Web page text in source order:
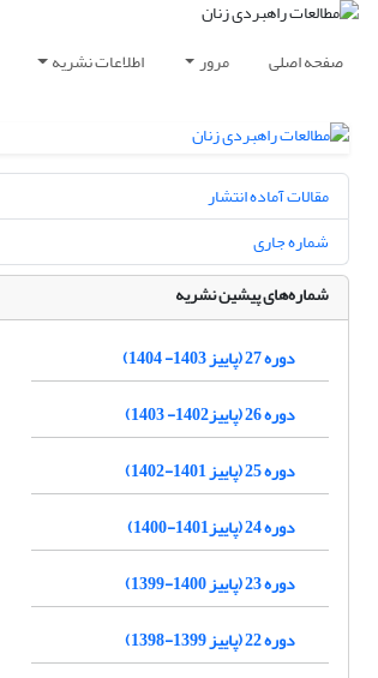
صفحه اصلی مرور اطلاعات نشریه
مقالات آماده انتشار
شماره جاری
شماره‌های پیشین نشریه
دوره 27 (پاییز 1403- 1404)
دوره 26 (پاییز1402- 1403)
دوره 25 (پاییز 1401-1402)
دوره 24 (پاییز1401-1400)
دوره 23 (پاییز 1400-1399)
دوره 22 (پاییز 1399-1398)